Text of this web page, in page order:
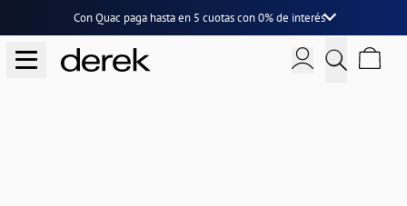
Con Quac paga hasta en 5 cuotascon0% de interés